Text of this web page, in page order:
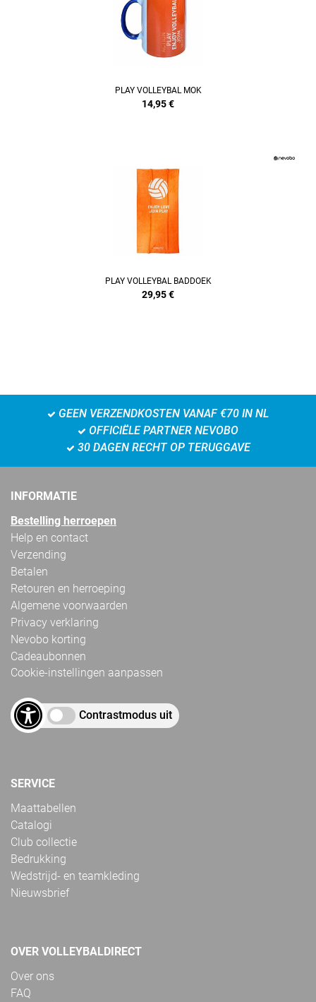
PLAY VOLLEYBAL MOK
14,95€
PLAY VOLLEYBAL BADDOEK
29,95€
GEEN VERZENDKOSTEN VANAF €70 IN NL
OFFICIËLE PARTNER NEVOBO
30 DAGEN RECHT OP TERUGGAVE
INFORMATIE
Bestelling herroepen
Help en contact
Verzending
Betalen
Retouren en herroeping
Algemene voorwaarden
Privacy verklaring
Nevobo korting
Cadeaubonnen
Cookie-instellingen aanpassen
Contrastmodus uit
SERVICE
Maattabellen
Catalogi
Club collectie
Bedrukking
Wedstrijd- en teamkleding
Nieuwsbrief
OVER VOLLEYBALDIRECT
Over ons
FAQ